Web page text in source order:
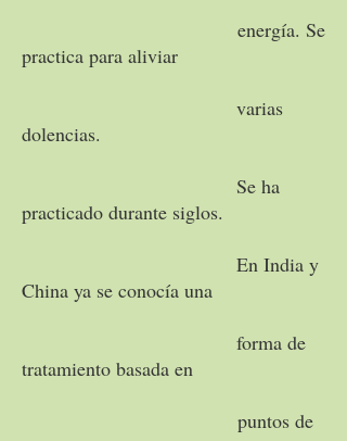
energía. Se
practica para aliviar
varias
dolencias.
Se ha
practicado durante siglos.
En India y
China ya se conocía una
forma de
tratamiento basada en
puntos de